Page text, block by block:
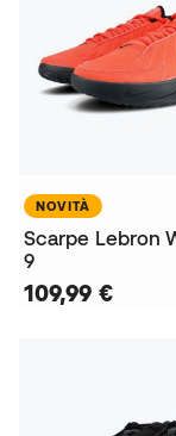
NOVITÀ
Scarpe Lebron
9
109,99 €